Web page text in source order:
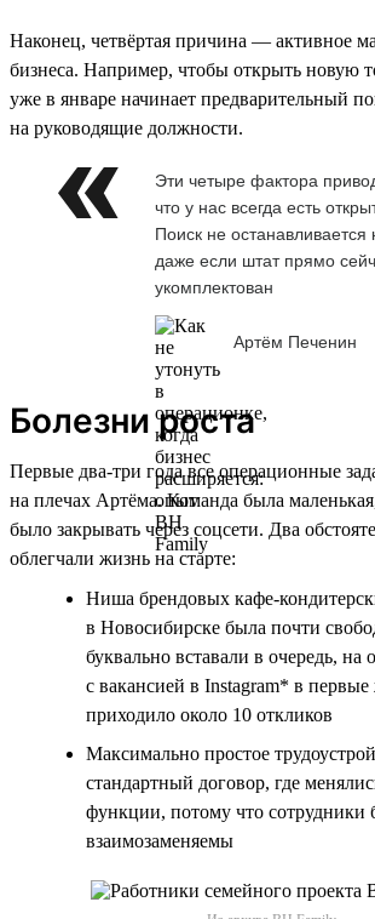
Наконец, четвёртая причина — активное
бизнеса. Например, чтобы открыть новую
уже в январе начинает предварительный
на руководящие должности.
Эти четыре фактора
что у нас всегда есть
Поиск не останавливается
даже если штат прямо
укомплектован
Артём Печенин
Болезни роста
Первые два-три года все операционные
на плечах Артёма. Команда была
было закрывать через соцсети. Два
облегчали жизнь на старте:
Ниша брендовых кафе-
в Новосибирске была почти
буквально вставали в очередь, на
с вакансией в Instagram* в первые
приходило около 10 откликов
Максимально простое
стандартный договор, где
функции, потому что сотрудники
взаимозаменяемы